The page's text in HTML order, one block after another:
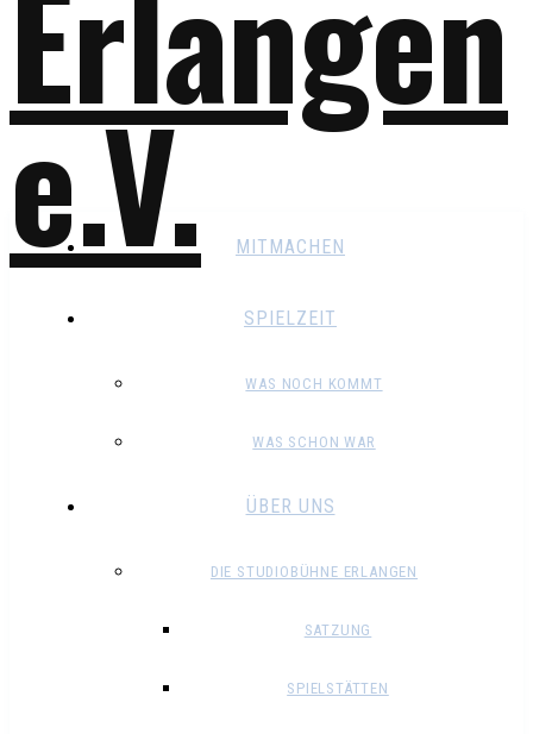
MITMACHEN
SPIELZEIT
WAS NOCH KOMMT
WAS SCHON WAR
ÜBER UNS
DIE STUDIOBÜHNE ERLANGEN
SATZUNG
SPIELSTÄTTEN